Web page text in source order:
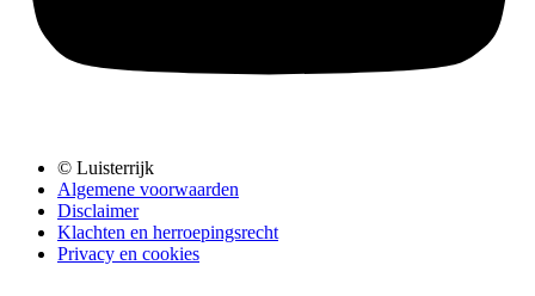
© Luisterrijk
Algemene voorwaarden
Disclaimer
Klachten en herroepingsrecht
Privacy en cookies